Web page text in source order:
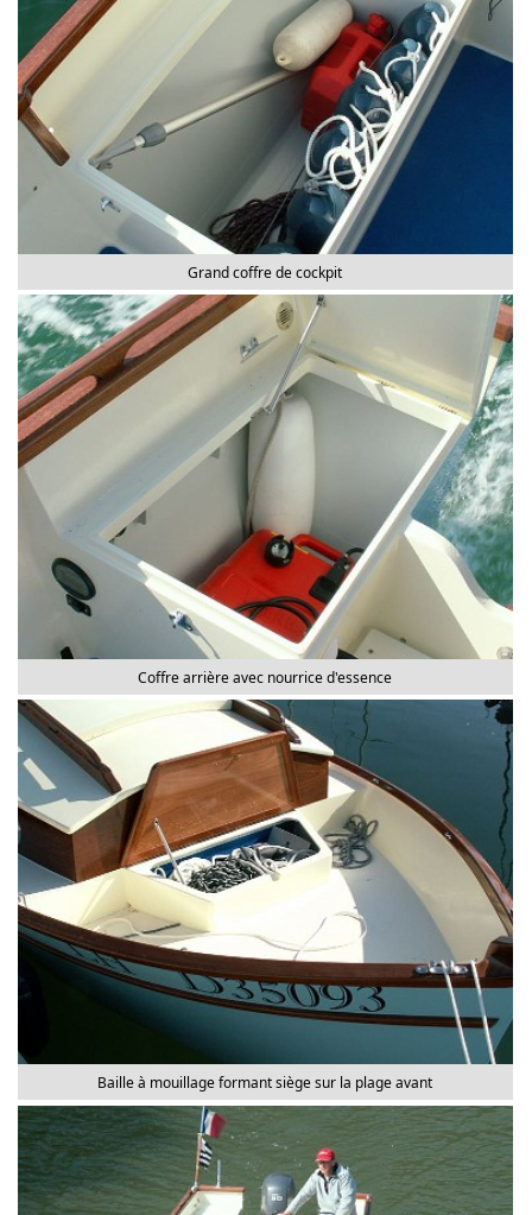
Grand coffre de cockpit
Coffre arrière avec nourrice d'essence
Baille à mouillage formant siège sur la plage avant